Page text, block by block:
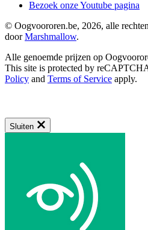
Bezoek onze Youtube pagina
© Oogvoororen.be, 2026, alle
doorMarshmallow.
Alle genoemde prijzen op
This site is protected by
Policy and Terms of Service apply.
Sluiten